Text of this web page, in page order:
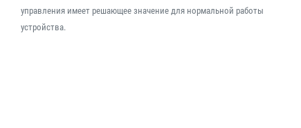
управления имеет решающее значение для нормальной работы
устройства.